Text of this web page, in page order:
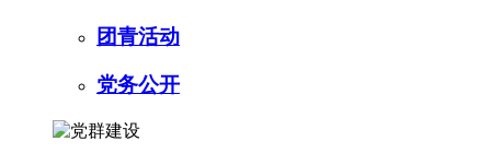
团青活动
党务公开